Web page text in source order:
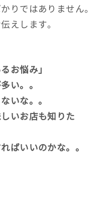
りではありません。
えします。
お悩み」
い。。
いな。。
いお店も知りた
ばいいのかな。。